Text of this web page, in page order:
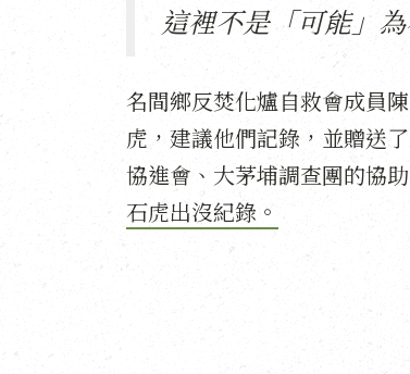
這裡不是「可能」
名間鄉反焚化爐自救會成員
虎，建議他們記錄，並贈送
協進會、大茅埔調查團的協
石虎出沒紀錄。